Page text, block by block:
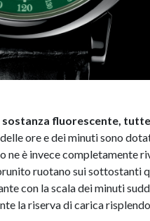
fluorescente,
delle ore e dei minuti sono
ne è invece completamente
ruotano sui sottostanti
con la scala dei minuti
la riserva di carica